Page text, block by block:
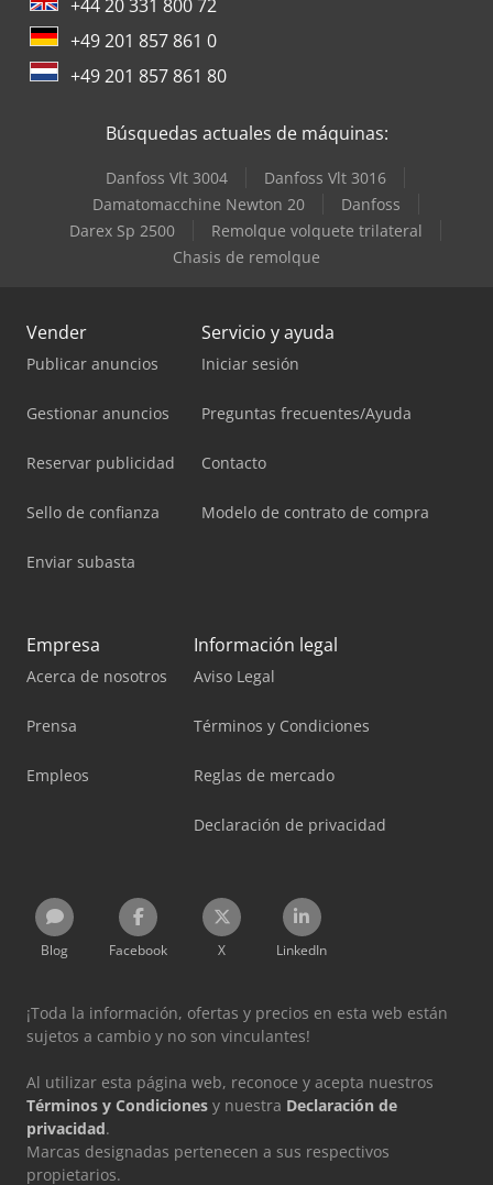
+44 20 331 800 72
+49 201 857 861 0
+49 201 857 861 80
Búsquedas actuales de máquinas:
Danfoss Vlt 3004
Danfoss Vlt 3016
Damatomacchine Newton 20
Danfoss
Darex Sp 2500
Remolque volquete trilateral
Chasis de remolque
Vender
Publicar anuncios
Gestionar anuncios
Reservar publicidad
Sello de confianza
Enviar subasta
Servicio y ayuda
Iniciar sesión
Preguntas frecuentes/Ayuda
Contacto
Modelo de contrato de compra
Empresa
Acerca de nosotros
Prensa
Empleos
Información legal
Aviso Legal
Términos y Condiciones
Reglas de mercado
Declaración de privacidad
Blog Facebook X LinkedIn
¡Toda la información, ofertas y precios en esta web están
sujetos a cambio y no son vinculantes!
Al utilizar esta página web, reconoce y acepta nuestros
Términos y Condiciones y nuestra Declaración de
privacidad.
Marcas designadas pertenecen a sus respectivos
propietarios.